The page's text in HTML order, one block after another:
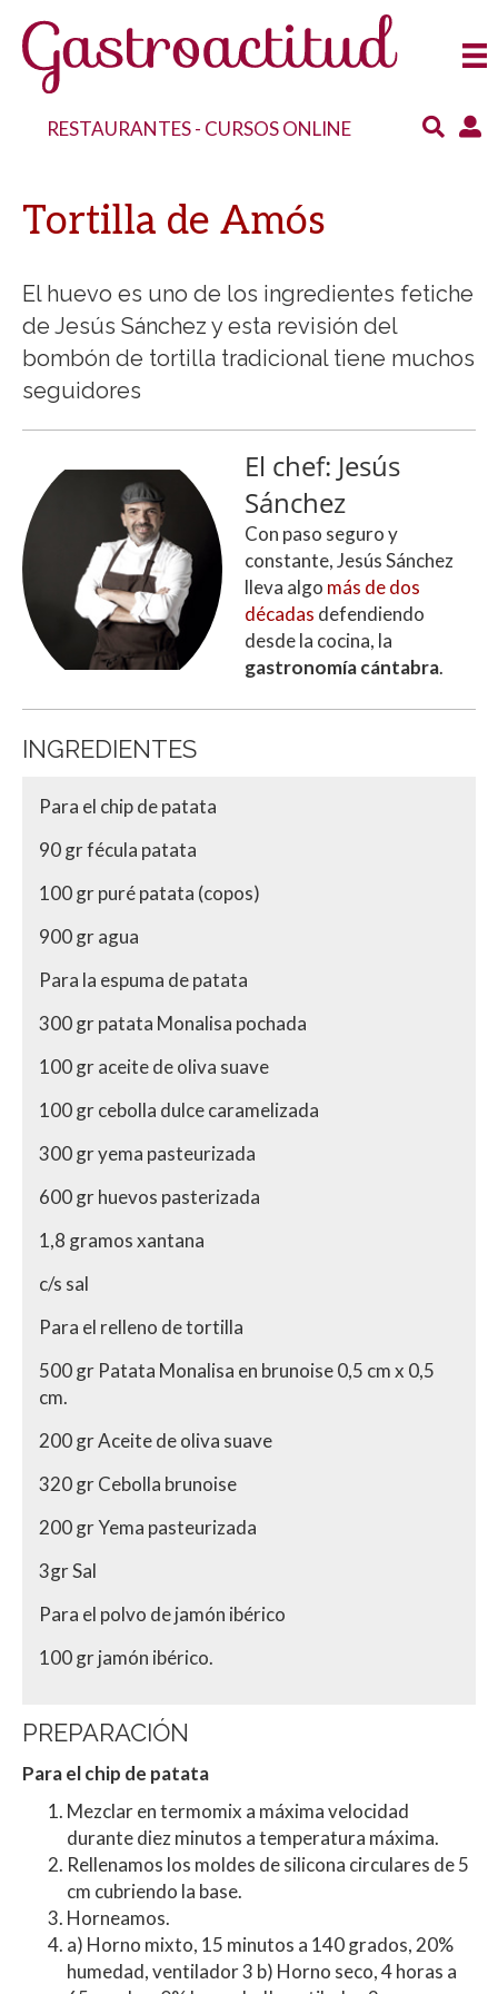
RESTAURANTES- CURSOS ONLINE
Tortilla de Amós
El huevo es uno de los ingredientes fetiche
de Jesús Sánchez y esta revisión del
bombón de tortilla tradicional tiene muchos
seguidores
El chef: Jesús
Sánchez
Con paso seguro y
constante, Jesús Sánchez
lleva algo más de dos
décadas defendiendo
desde la cocina, la
gastronomía cántabra.
INGREDIENTES
Para el chip de patata
90 gr fécula patata
100 gr puré patata (copos)
900 gr agua
Para la espuma de patata
300 gr patata Monalisa pochada
100 gr aceite de oliva suave
100 gr cebolla dulce caramelizada
300 gr yema pasteurizada
600 gr huevos pasterizada
1,8 gramos xantana
c/s sal
Para el relleno de tortilla
500 gr Patata Monalisa en brunoise 0,5 cm x 0,5
cm.
200 gr Aceite de oliva suave
320 gr Cebolla brunoise
200 gr Yema pasteurizada
3gr Sal
Para el polvo de jamón ibérico
100 gr jamón ibérico.
PREPARACIÓN
Para el chip de patata
Mezclar en termomix a máxima velocidad
durante diez minutos a temperatura máxima.
Rellenamos los moldes de silicona circulares de 5
cm cubriendo la base.
Horneamos.
a) Horno mixto, 15 minutos a 140 grados, 20%
humedad, ventilador 3 b) Horno seco, 4 horas a